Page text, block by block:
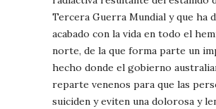
Tercera Guerra Mundial y que ha
acabado con la vida en todo el
norte, de la que forma parte un
hecho donde el gobierno
reparte venenos para que las
suiciden y eviten una dolorosa y